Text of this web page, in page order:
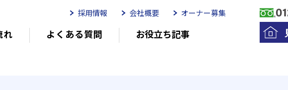
れ よくある質問 お役立ち記事
採用情報 会社概要 オーナー募集